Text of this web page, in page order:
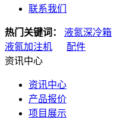
联系我们
热门关键词： 液氮深冷箱
液氮加注机
配件
资讯中心
资讯中心
产品报价
项目展示